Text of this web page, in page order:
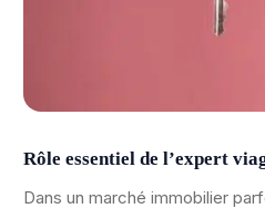
Rôle essentiel de l’expert
Dans un marché immobilier